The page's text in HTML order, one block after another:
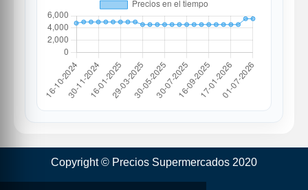
Copyright © Precios Supermercados 2020